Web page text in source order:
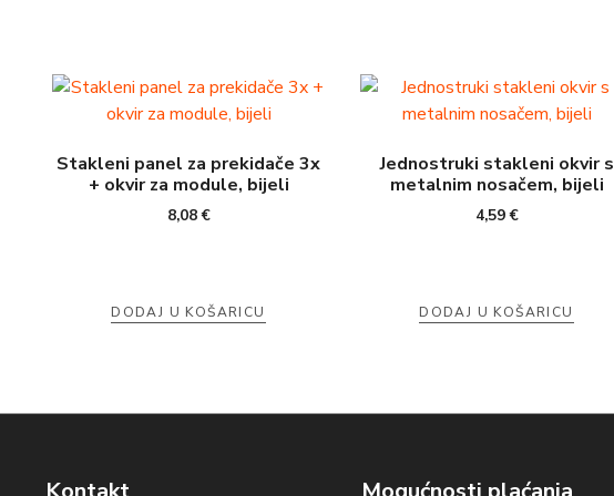
Stakleni panel za prekidače 3x
+ okvir za module, bijeli
8,08€
DODAJ U KOŠARICU
Jednostruki stakleni okvir s
metalnim nosačem, bijeli
4,59€
DODAJ U KOŠARICU